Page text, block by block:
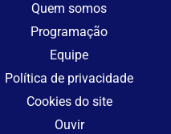
Quem somos
Programação
Equipe
Política de privacidade
Cookies do site
Ouvir